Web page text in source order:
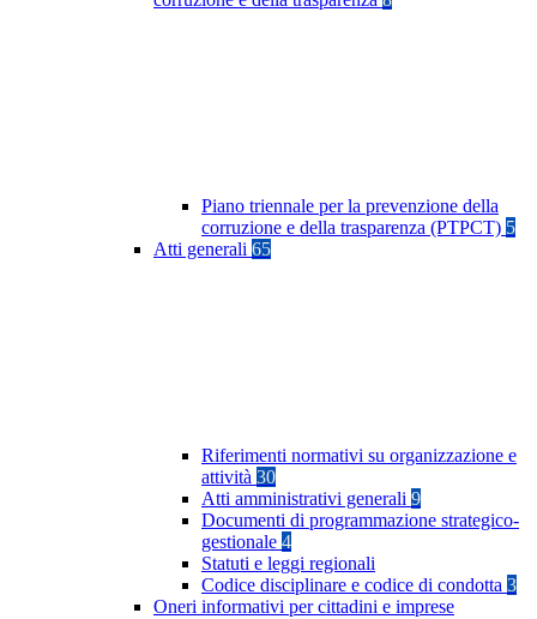
Piano triennale per la prevenzione della
corruzione e della trasparenza (PTPCT) 5
Atti generali 65
Riferimenti normativi su organizzazione e
attività 30
Atti amministrativi generali 9
Documenti di programmazione strategico-
gestionale 4
Statuti e leggi regionali
Codice disciplinare e codice di condotta 3
Oneri informativi per cittadini e imprese